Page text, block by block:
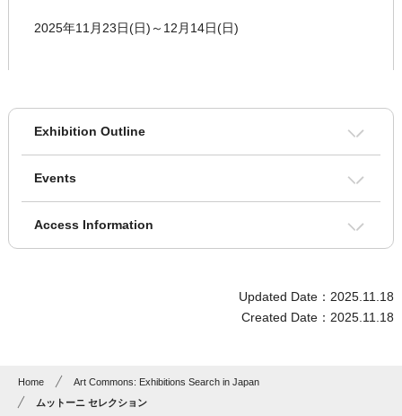
2025年11月23日(日)～12月14日(日)
Exhibition Outline
Events
Access Information
Updated Date：2025.11.18
Created Date：2025.11.18
Home
Art Commons: Exhibitions Search in Japan
ムットーニ セレクション